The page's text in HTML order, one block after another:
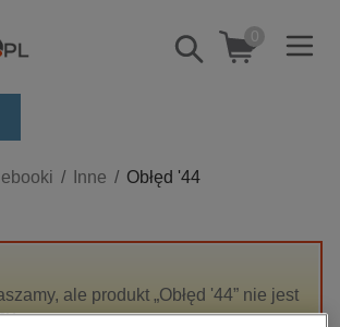
Pokaż/schowaj
wyszukiwarkę
0
branżowe, gospodarka
ebooki Inne Obłęd '44
ale produkt „Obłęd '44” nie jest